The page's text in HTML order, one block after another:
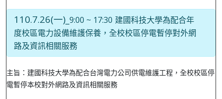
110.7.26(一)_ 9:00 ~ 17:30 建國科技大學為配合年
度校區電力設備維護保養，全校校區停電暫停對外網
路及資訊相關服務
主旨 ：建國科技大學為配合台灣電力公司供電維護工程，全校校區停
電暫停本校對外網路及資訊相關服務